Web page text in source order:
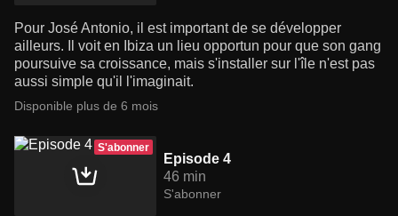
Pour José Antonio, il est important de se développer
ailleurs. Il voit en Ibiza un lieu opportun pour que son gang
poursuive sa croissance, mais s'installer sur l'île n'est pas
aussi simple qu'il l'imaginait.
Disponible plus de 6 mois
S'abonner
Episode 4
46 min
S'abonner